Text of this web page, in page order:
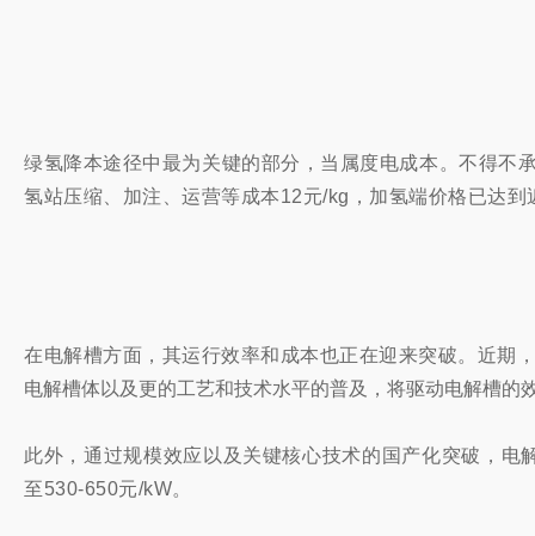
绿氢降本途径中最为关键的部分，当属度电成本。不得不
氢站压缩、加注、运营等成本12元/kg，加氢端价格已达到
在电解槽方面，其运行效率和成本也正在迎来突破。近期
电解槽体以及更的工艺和技术水平的普及，将驱动电解槽的
此外，通过规模效应以及关键核心技术的国产化突破，
至530-650元/kW。